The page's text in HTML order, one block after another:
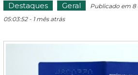
Destaques Geral
Publicado em 8
05:03:52 - 1 mês atrás